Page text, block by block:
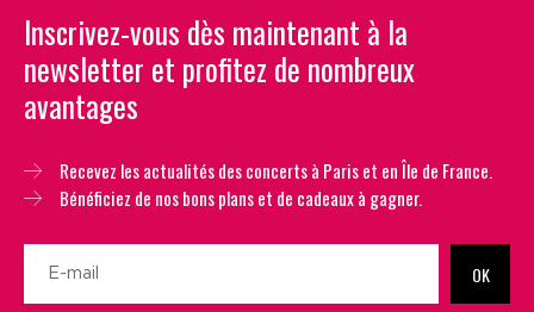
Inscrivez-vous dès maintenant à la
newsletter et profitez de nombreux
avantages
Recevez les actualités des concerts à Paris et en Île de France.
Bénéficiez de nos bons plans et de cadeaux à gagner.
OK